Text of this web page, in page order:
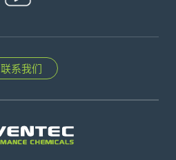
联系我们